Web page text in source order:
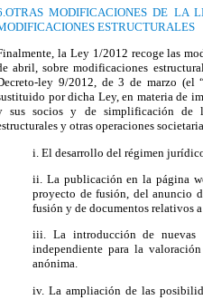
MODIFICACIONES DE LA
ESTRUCTURALES
la Ley 1/2012 recoge las
abril, sobre modificaciones
ley 9/2012, de 3 de marzo (el
por dicha Ley, en materia de
sus socios y de simplificación de
y otras operaciones
i. El desarrollo del régimen
ii. La publicación en la página
proyecto de fusión, del anuncio
fusión y de documentos relativos
iii. La introducción de nuevas
independiente para la
anónima.
iv. La ampliación de las